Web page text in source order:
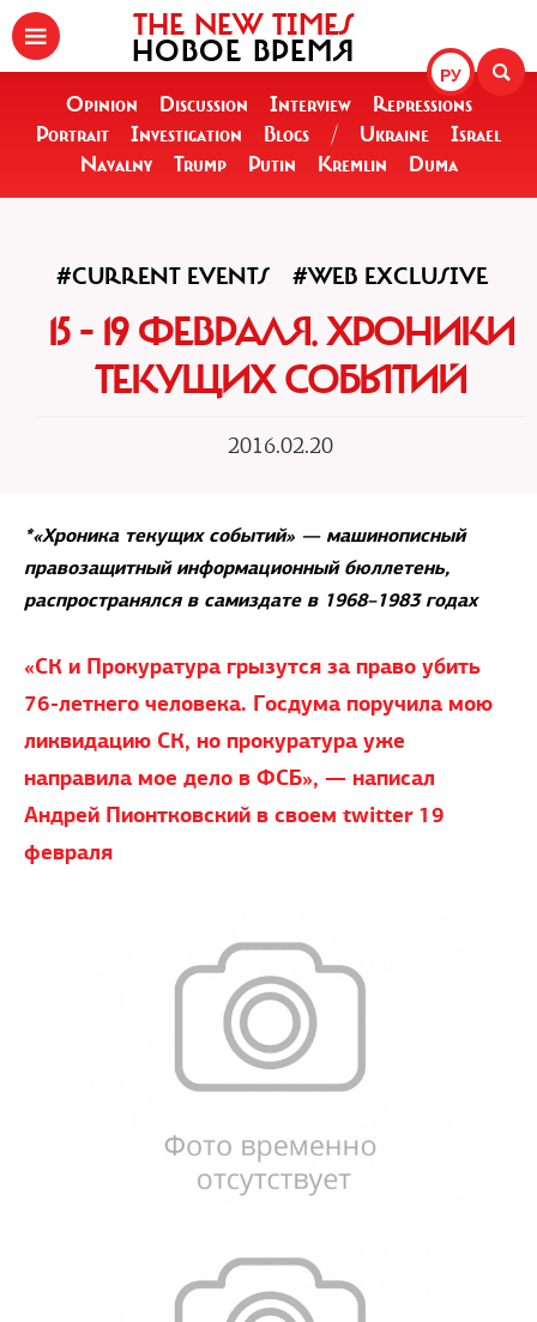
РУ
THE NEW TIMES
НОВОЕ ВРЕМЯ
Opinion Discussion Interview
Repressions
Portrait
Investigation Blogs / Ukraine
Israel
Navalny
Trump Putin Kremlin Duma
#CURRENT EVENTS #WEB EXCLUSIVE
15 - 19 ФЕВРАЛЯ. ХРОНИКИ
ТЕКУЩИХ СОБЫТИЙ
2016.02.20
*«Хроника текущих событий» — машинописный
правозащитный информационный бюллетень,
распространялся в самиздате в 1968–1983 годах
«СК и Прокуратура грызутся за право убить
76-летнего человека. Госдума поручила мою
ликвидацию СК, но прокуратура уже
направила мое дело в ФСБ», — написал
Андрей Пионтковский в своем twitter 19
февраля